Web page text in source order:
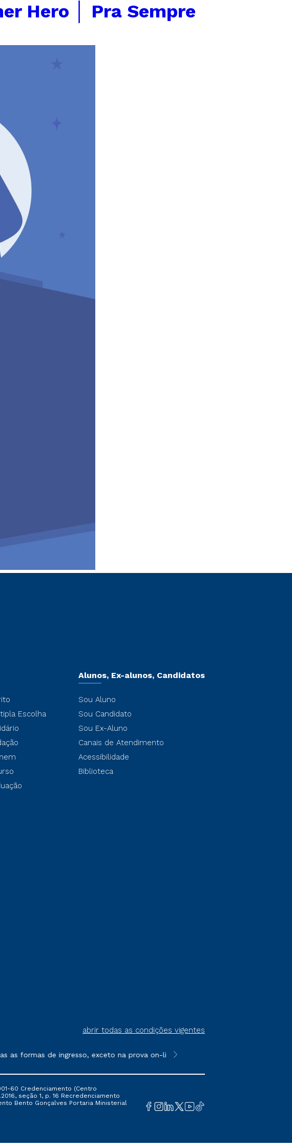
Hero │ Pra Sempre
Escolha
Alunos, Ex-alunos, Candidatos
Sou Aluno
Sou Candidato
Sou Ex-Aluno
Canais de Atendimento
Acessibilidade
Biblioteca
abrir todas as condições vigentes
de ingresso, exceto na prova on-line ou agendada, que ofertam
**Semipresencial é um formato do
60 Credenciamento (Centro
seção 1, p. 16 Recredenciamento
Bento Gonçalves Portaria Ministerial